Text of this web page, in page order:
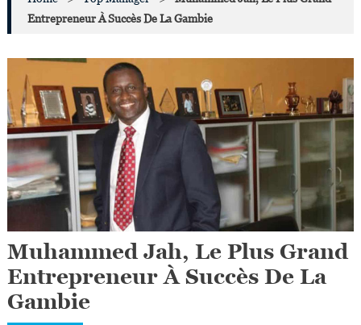
Entrepreneur À Succès De La Gambie
Muhammed Jah, Le Plus Grand
Entrepreneur À Succès De La
Gambie